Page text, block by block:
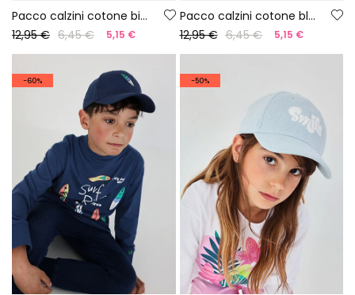
Pacco calzini cotone bianco
12,95 € 6,45 € 5,15 €
Pacco calzini cotone blu marino
12,95 € 6,45 € 5,15 €
-60% -50%